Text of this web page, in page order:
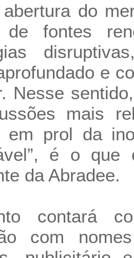
abertura do
de fontes
e
Nesse
mais
em prol da
é o que
da Abradee.
contará
com